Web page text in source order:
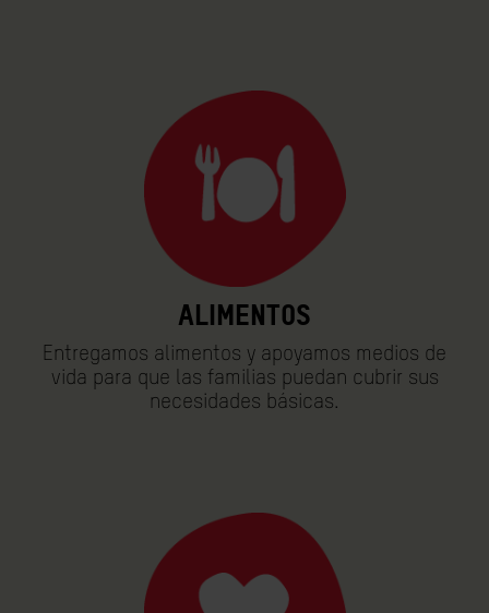
Alimentos
Entregamos alimentos y apoyamos medios de
vida para que las familias puedan cubrir sus
necesidades básicas.